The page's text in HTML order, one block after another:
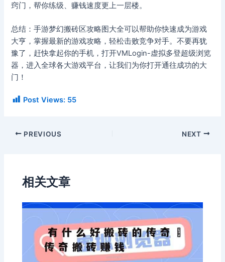
窍门，帮你练级、赚钱速度更上一层楼。
总结：手游梦幻搬砖区攻略图大全可以帮助你快速成为游戏
大亨，掌握最新的游戏攻略，轻松击败竞争对手。不要再犹
豫了，赶快拿起你的手机，打开VMLogin-虚拟多登超级浏览
器，进入全球各大游戏平台，让我们为你打开通往成功的大
门！
Post Views: 55
PREVIOUS NEXT
相关文章